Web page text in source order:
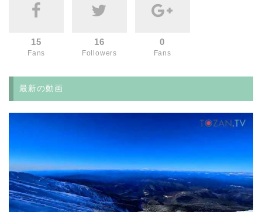
15
Fans
16
Followers
0
Fans
最新の動画